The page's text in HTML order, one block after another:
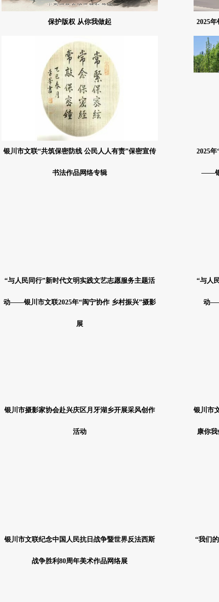
保护版权 从你我做起 2025
银川市文联“共筑保密防线 公民人人有责”保密宣传
书法作品网络专辑
2025
——银
“与人民同行”新时代文明实践文艺志愿服务主题活
动——银川市文联2025年“闽宁协作 乡村振兴”摄影
展
“与人
动
银川市摄影家协会赴兴庆区月牙湖乡开展采风创作
活动
银川市
康你
银川市文联纪念中国人民抗日战争暨世界反法西斯
战争胜利80周年美术作品网络展
“我们